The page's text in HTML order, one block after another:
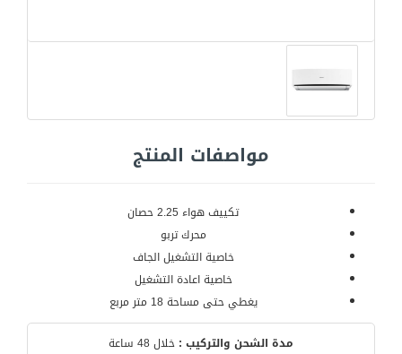
مواصفات المنتج
تكييف هواء 2.25 حصان
محرك تربو
خاصية التشغيل الجاف
خاصية اعادة التشغيل
يغطي حتى مساحة 18 متر مربع
مدة الشحن والتركيب : خلال 48 ساعة